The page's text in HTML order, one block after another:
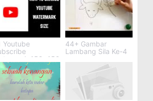
Youtube
150x150
44+ Gambar
Lambang Sila Ke-4